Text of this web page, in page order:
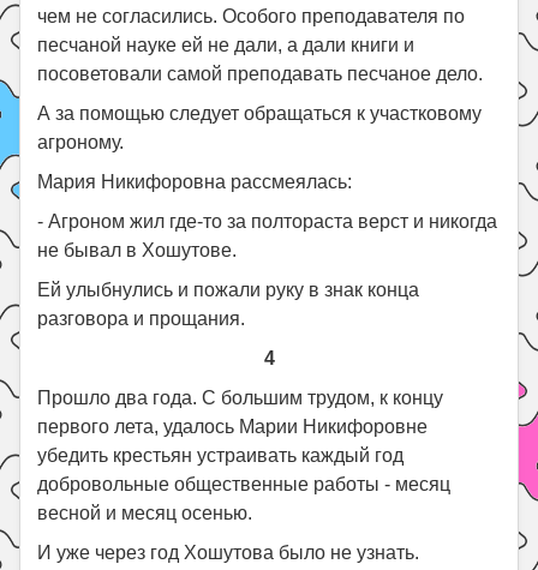
чем не согласились. Особого преподавателя по
песчаной науке ей не дали, а дали книги и
посоветовали самой преподавать песчаное дело.
А за помощью следует обращаться к участковому
агроному.
Мария Никифоровна рассмеялась:
- Агроном жил где-то за полтораста верст и никогда
не бывал в Хошутове.
Ей улыбнулись и пожали руку в знак конца
разговора и прощания.
4
Прошло два года. С большим трудом, к концу
первого лета, удалось Марии Никифоровне
убедить крестьян устраивать каждый год
добровольные общественные работы - месяц
весной и месяц осенью.
И уже через год Хошутова было не узнать.